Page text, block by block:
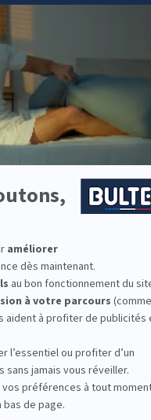
accompagné
d’un sport en
était centrale. Ici
de mieux cibler les
du sommeil
que le Dr
aujourd’hui qu’il est
de
inconnu est
principalement sur les
les retours ont été
de se déplacer avec
l’utilisation de
par des
notammentd’organiser
de sieste
. D’ailleurs,
de révéler que parfois,
que la charge